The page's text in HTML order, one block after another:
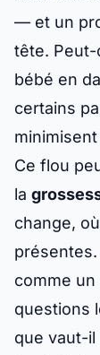
— et un
tête. Peut-
bébé en
certains
Ce flou
la
change,
comme
questions
que vaut-il